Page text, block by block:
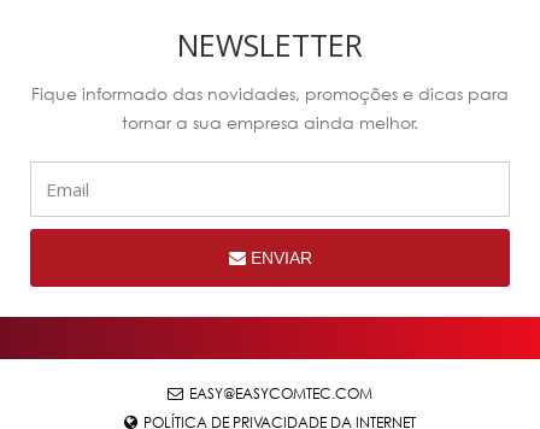
NEWSLETTER
Fique informado das novidades, promoções e dicas para
tornar a sua empresa ainda melhor.
ENVIAR
EASY@EASYCOMTEC.COM
POLÍTICA DE PRIVACIDADE DA INTERNET